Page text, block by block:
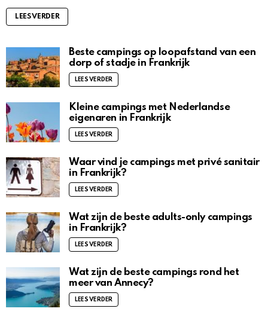
LEES VERDER
Beste campings op loopafstand van een
dorp of stadje in Frankrijk
LEES VERDER
Kleine campings met Nederlandse
eigenaren in Frankrijk
LEES VERDER
Waar vind je campings met privé sanitair
in Frankrijk?
LEES VERDER
Wat zijn de beste adults-only campings
in Frankrijk?
LEES VERDER
Wat zijn de beste campings rond het
meer van Annecy?
LEES VERDER